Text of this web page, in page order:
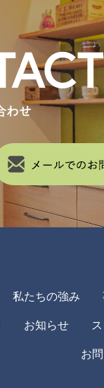
私たちの強み
お知らせ
お